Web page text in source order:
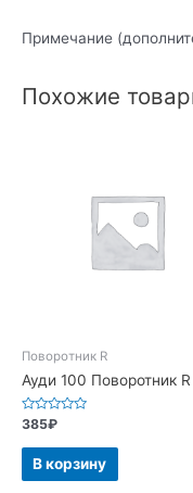
Примечание
Похожие
Поворотник R
Ауди 100 Поворотник R
Оценка
из
385₽
В корзину